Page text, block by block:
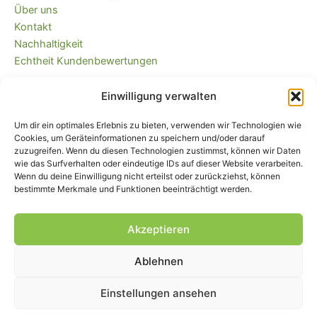
Einwilligung verwalten
Um dir ein optimales Erlebnis zu bieten, verwenden wir Technologien wie
Cookies, um Geräteinformationen zu speichern und/oder darauf
zuzugreifen. Wenn du diesen Technologien zustimmst, können wir Daten
wie das Surfverhalten oder eindeutige IDs auf dieser Website verarbeiten.
Wenn du deine Einwilligung nicht erteilst oder zurückziehst, können
bestimmte Merkmale und Funktionen beeinträchtigt werden.
Akzeptieren
Ablehnen
Einstellungen ansehen
Über uns
Kontakt
Nachhaltigkeit
Echtheit Kundenbewertungen
Kaufvertrag widerrufen
Versandkostenfrei ab 35 EUR (DE) und
immer plastikfrei verpackt!
Widerrufsbelehrung und -formular
© Piratenbande - Hosenflicken, Knieflicken, Bügelflicken, 2026